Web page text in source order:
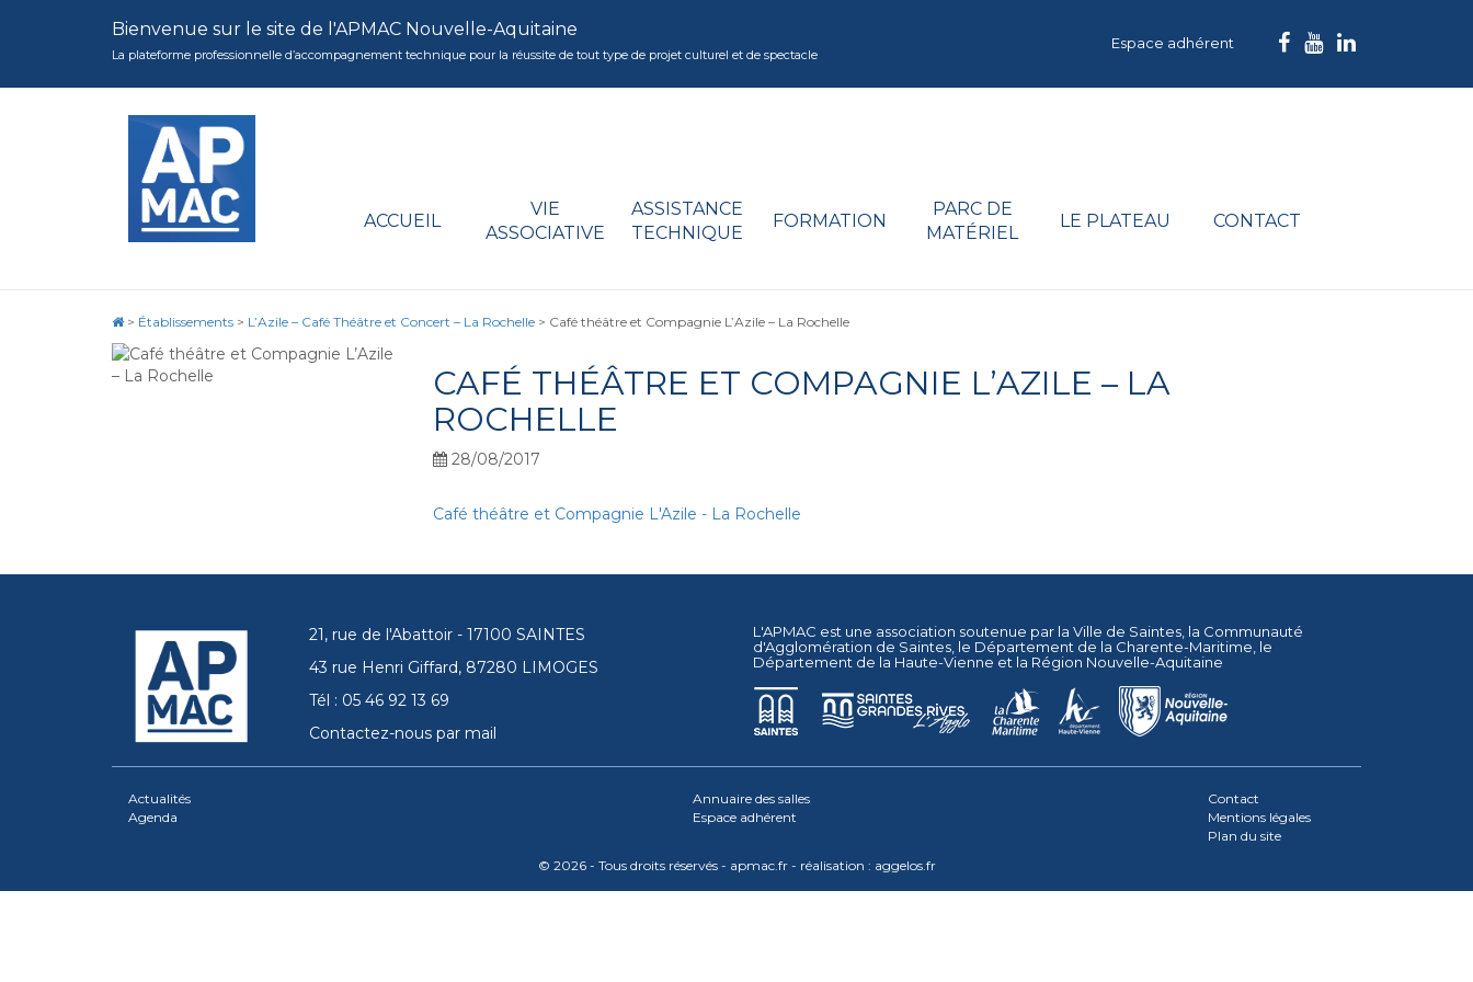
Bienvenue sur le site de l'APMAC Nouvelle-Aquitaine
La plateforme professionnelle d’accompagnement technique pour la réussite de tout type de projet culturel et de spectacle
Espace adhérent
ACCUEIL
VIE
ASSOCIATIVE
ASSISTANCE
TECHNIQUE
FORMATION
PARC DE
MATÉRIEL
LE PLATEAU CONTACT
> Établissements > L’Azile – Café Théâtre et Concert – La Rochelle > Café théâtre et Compagnie L’Azile – La Rochelle
CAFÉ THÉÂTRE ET COMPAGNIE L’AZILE – LA
ROCHELLE
28/08/2017
Café théâtre et Compagnie L'Azile - La Rochelle
21, rue de l'Abattoir - 17100 SAINTES
43 rue Henri Giffard, 87280 LIMOGES
Tél : 05 46 92 13 69
Contactez-nous par mail
L'APMAC est une association soutenue par la Ville de Saintes , la Communauté
d'Agglomération de Saintes , le Département de la Charente-Maritime , le
Département de la Haute-Vienne et la Région Nouvelle-Aquitaine
Actualités
Agenda
Annuaire des salles
Espace adhérent
Contact
Mentions légales
Plan du site
© 2026 - Tous droits réservés - apmac.fr - réalisation : aggelos.fr